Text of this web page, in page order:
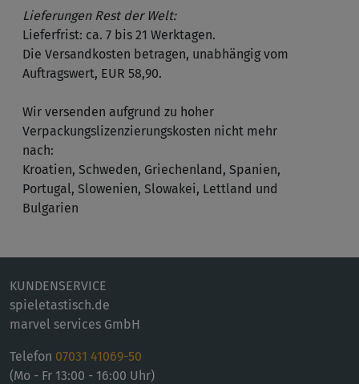
Lieferungen Rest der Welt:
Lieferfrist: ca. 7 bis 21 Werktagen.
Die Versandkosten betragen, unabhängig vom
Auftragswert, EUR 58,90.
Wir versenden aufgrund zu hoher
Verpackungslizenzierungskosten nicht mehr
nach:
Kroatien, Schweden, Griechenland, Spanien,
Portugal, Slowenien, Slowakei, Lettland und
Bulgarien
KUNDENSERVICE
spieletastisch.de
marvel services GmbH
Telefon 07031 41069-50
(Mo - Fr 13:00 - 16:00 Uhr)